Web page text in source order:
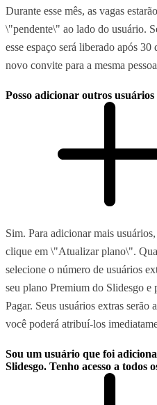
Durante esse mês, as vagas
\"pendente\" ao lado do usuário.
esse espaço será liberado após
novo convite para a mesma
Posso adicionar outros
Sim. Para adicionar mais
clique em \"Atualizar plano\".
selecione o número de usuários
seu plano Premium do Slidesgo e
Pagar. Seus usuários extras serão
você poderá atribuí-los
Sou um usuário que foi
Slidesgo. Tenho acesso a todos